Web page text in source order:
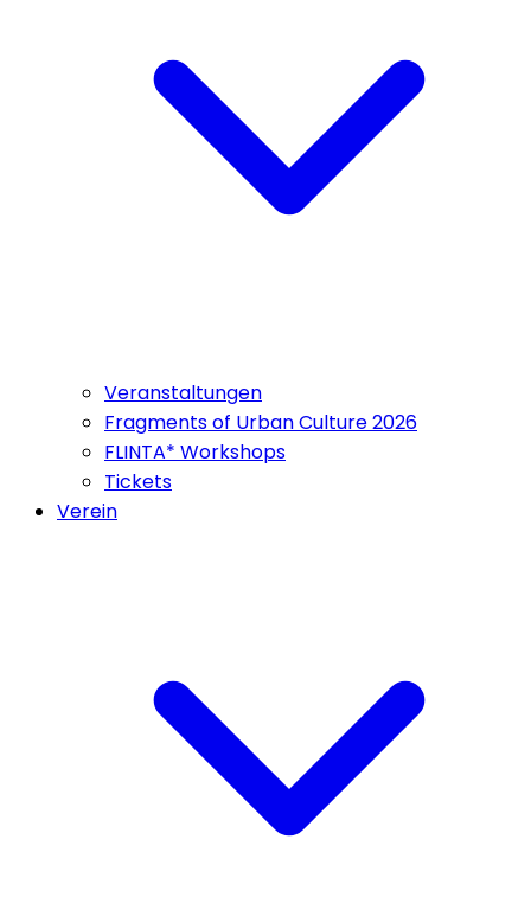
Veranstaltungen
Fragments of Urban Culture 2026
FLINTA* Workshops
Tickets
Verein